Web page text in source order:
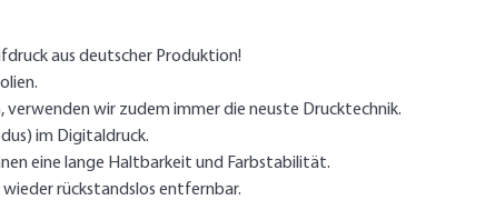
aus deutscher Produktion!
wir zudem immer die neuste Drucktechnik.
im Digitaldruck.
eine lange Haltbarkeit und Farbstabilität.
rückstandslos entfernbar.